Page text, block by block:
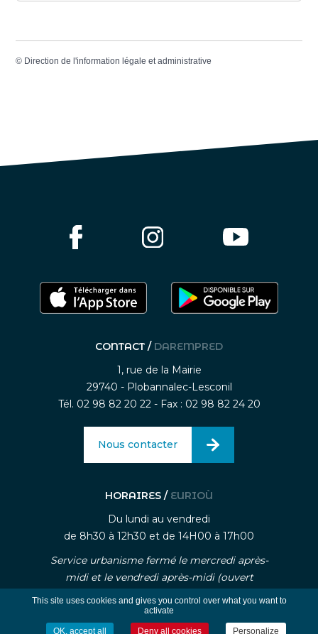
© Direction de l'information légale et administrative
CONTACT / DAREMPRED
1, rue de la Mairie
29740 - Plobannalec-Lesconil
Tél. 02 98 82 20 22 - Fax : 02 98 82 24 20
Nous contacter
HORAIRES / EURIOÙ
Du lundi au vendredi
de 8h30 à 12h30 et de 14H00 à 17h00
Service urbanisme fermé le mercredi après-
midi et le vendredi après-midi (ouvert
uniquement sur rendez-vous)
This site uses cookies and gives you control over what you want to
activate
OK, accept all Deny all cookies Personalize